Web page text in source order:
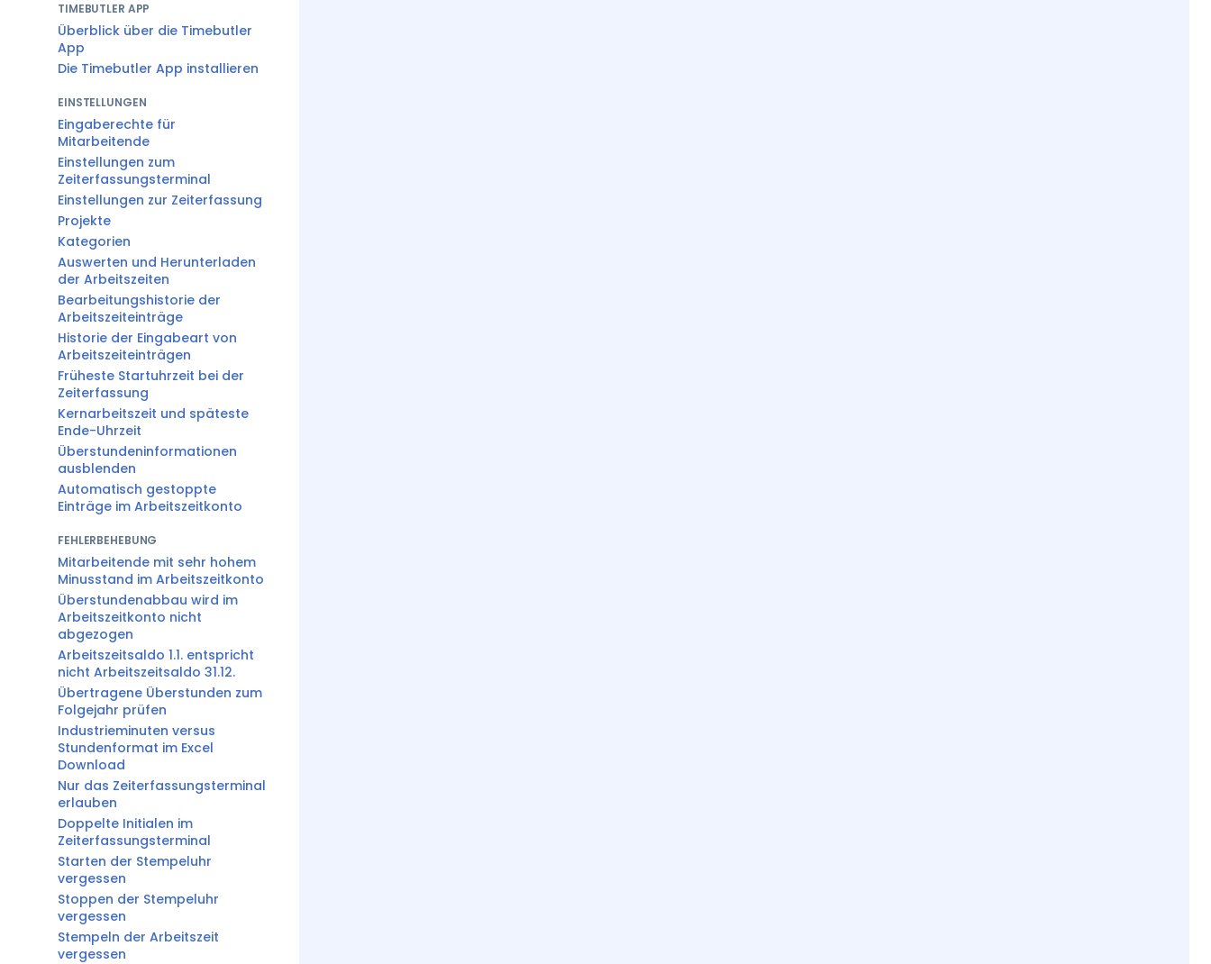
TIMEBUTLER APP
Überblick über die Timebutler
App
Die Timebutler App installieren
EINSTELLUNGEN
Eingaberechte für
Mitarbeitende
Einstellungen zum
Zeiterfassungsterminal
Einstellungen zur Zeiterfassung
Projekte
Kategorien
Auswerten und Herunterladen
der Arbeitszeiten
Bearbeitungshistorie der
Arbeitszeiteinträge
Historie der Eingabeart von
Arbeitszeiteinträgen
Früheste Startuhrzeit bei der
Zeiterfassung
Kernarbeitszeit und späteste
Ende-Uhrzeit
Überstundeninformationen
ausblenden
Automatisch gestoppte
Einträge im Arbeitszeitkonto
FEHLERBEHEBUNG
Mitarbeitende mit sehr hohem
Minusstand im Arbeitszeitkonto
Überstundenabbau wird im
Arbeitszeitkonto nicht
abgezogen
Arbeitszeitsaldo 1.1. entspricht
nicht Arbeitszeitsaldo 31.12.
Übertragene Überstunden zum
Folgejahr prüfen
Industrieminuten versus
Stundenformat im Excel
Download
Nur das Zeiterfassungsterminal
erlauben
Doppelte Initialen im
Zeiterfassungsterminal
Starten der Stempeluhr
vergessen
Stoppen der Stempeluhr
vergessen
Stempeln der Arbeitszeit
vergessen